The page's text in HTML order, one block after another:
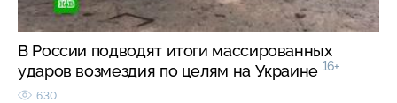
В России подводят итоги массированных
ударов возмездия по целям на Украине 16+
630